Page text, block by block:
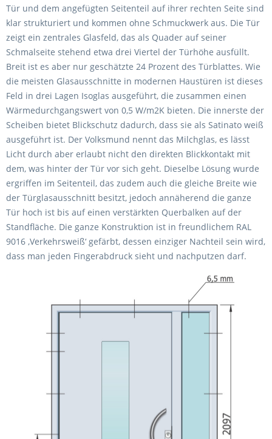
Tür und dem angefügten Seitenteil auf ihrer rechten Seite sind
klar strukturiert und kommen ohne Schmuckwerk aus. Die Tür
zeigt ein zentrales Glasfeld, das als Quader auf seiner
Schmalseite stehend etwa drei Viertel der Türhöhe ausfüllt.
Breit ist es aber nur geschätzte 24 Prozent des Türblattes. Wie
die meisten Glasausschnitte in modernen Haustüren ist dieses
Feld in drei Lagen Isoglas ausgeführt, die zusammen einen
Wärmedurchgangswert von 0,5 W/m2K bieten. Die innerste der
Scheiben bietet Blickschutz dadurch, dass sie als Satinato weiß
ausgeführt ist. Der Volksmund nennt das Milchglas, es lässt
Licht durch aber erlaubt nicht den direkten Blickkontakt mit
dem, was hinter der Tür vor sich geht. Dieselbe Lösung wurde
ergriffen im Seitenteil, das zudem auch die gleiche Breite wie
der Türglasausschnitt besitzt, jedoch annäherend die ganze
Tür hoch ist bis auf einen verstärkten Querbalken auf der
Standfläche. Die ganze Konstruktion ist in freundlichem RAL
9016 ‚Verkehrsweiß‘ gefärbt, dessen einziger Nachteil sein wird,
dass man jeden Fingerabdruck sieht und nachputzen darf.